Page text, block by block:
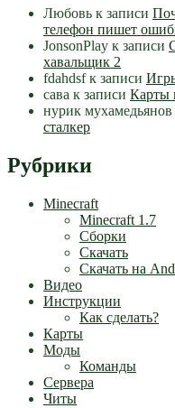
Любовь к записи
телефон пишет
JonsonPlay к записи
хавальщик 2
fdahdsfк записи
сава к записи Карты
нурик мухамедьянов
сталкер
Рубрики
Minecraft
Minecraft 1.7
Сборки
Скачать
Скачать на
Видео
Инструкции
Как сделать?
Карты
Моды
Команды
Сервера
Читы